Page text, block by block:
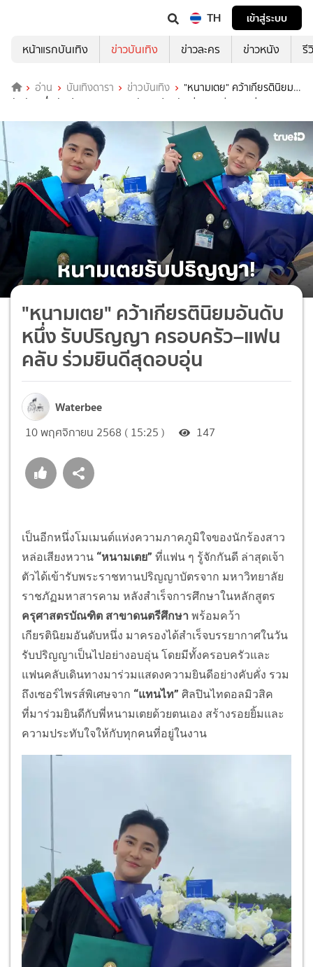
TH
เข้าสู่ระบบ
หน้าแรกบันเทิง
ข่าวบันเทิง ข่าวละคร ข่าวหนัง รี
อ่าน บันเทิงดารา ข่าวบันเทิง
"หนามเตย" คว้าเกียรตินิยม
อันดับหนึ่ง รับปริญญา ครอบครัว–แฟนคลับ ร่วมยินดีสุดอบอุ่น
"หนามเตย" คว้าเกียรตินิยมอันดับ
หนึ่ง รับปริญญา ครอบครัว–แฟน
คลับ ร่วมยินดีสุดอบอุ่น
Waterbee
10 พฤศจิกายน 2568 ( 15:25 ) 147
เป็นอีกหนึ่งโมเมนต์แห่งความภาคภูมิใจของนักร้องสาว
หล่อเสียงหวาน “หนามเตย” ที่แฟน ๆ รู้จักกันดี ล่าสุดเจ้า
ตัวได้เข้ารับพระราชทานปริญญาบัตรจาก มหาวิทยาลัย
ราชภัฏมหาสารคาม หลังสำเร็จการศึกษาในหลักสูตร
ครุศาสตรบัณฑิต สาขาดนตรีศึกษา พร้อมคว้า
เกียรตินิยมอันดับหนึ่ง มาครองได้สำเร็จบรรยากาศในวัน
รับปริญญาเป็นไปอย่างอบอุ่น โดยมีทั้งครอบครัวและ
แฟนคลับเดินทางมาร่วมแสดงความยินดีอย่างคับคั่ง รวม
ถึงเซอร์ไพรส์พิเศษจาก “แทนไท” ศิลปินไทดอลมิวสิค
ที่มาร่วมยินดีกับพี่หนามเตยด้วยตนเอง สร้างรอยยิ้มและ
ความประทับใจให้กับทุกคนที่อยู่ในงาน